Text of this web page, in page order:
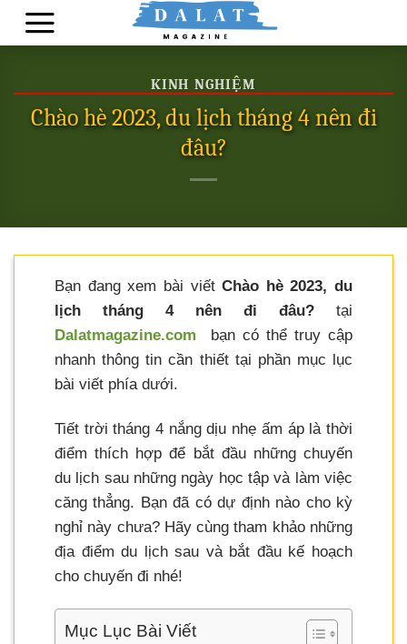
Skip
KINH NGHIỆM
Chào hè 2023, du lịch tháng 4 nên đi
đâu?
Bạn đang xem bài viếtChào hè 2023, du
lịch tháng 4 nên đi đâu? tại
Dalatmagazine.com
bạn có thể truy cập
nhanh thông tin cần thiết tại phần mục lục
bài viết phía dưới.
Tiết trời tháng 4 nắng dịu nhẹ ấm áp là thời
điểm thích hợp để bắt đầu những chuyến
du lịch sau những ngày học tập và làm việc
căng thẳng. Bạn đã có dự định nào cho kỳ
nghỉ này chưa? Hãy cùng tham khảo những
địa điểm du lịch sau và bắt đầu kế hoạch
cho chuyến đi nhé!
Mục Lục Bài Viết